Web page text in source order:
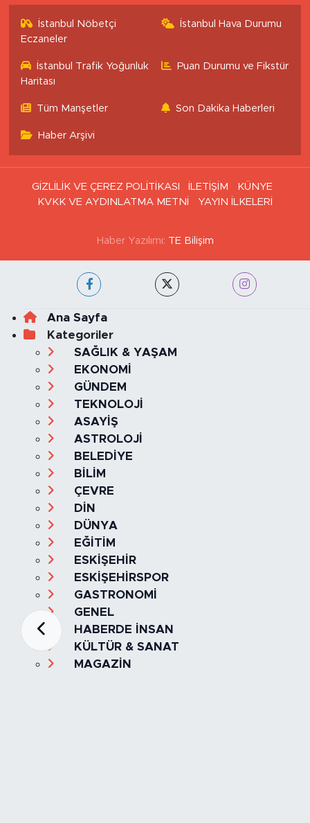
İstanbul Nöbetçi
Eczaneler
İstanbul Hava Durumu
İstanbul Trafik Yoğunluk
Haritası
Puan Durumu ve Fikstür
Tüm Manşetler Son Dakika Haberleri
Haber Arşivi
GİZLİLİK VE ÇEREZ POLİTİKASI İLETİŞİM
KÜNYE
KVKK VE AYDINLATMA METNİ
YAYIN İLKELERİ
Haber Yazılımı: TE Bilişim
Ana Sayfa
Kategoriler
SAĞLIK & YAŞAM
EKONOMİ
GÜNDEM
TEKNOLOJİ
ASAYİŞ
ASTROLOJİ
BELEDİYE
BİLİM
ÇEVRE
DİN
DÜNYA
EĞİTİM
ESKİŞEHİR
ESKİŞEHİRSPOR
GASTRONOMİ
GENEL
HABERDE İNSAN
KÜLTÜR & SANAT
MAGAZİN